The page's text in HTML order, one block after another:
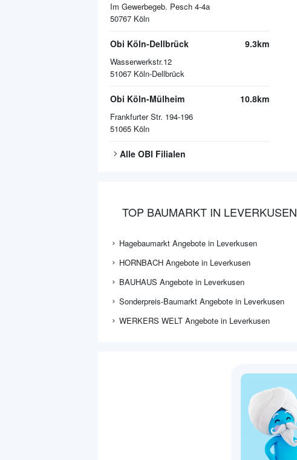
Im Gewerbegeb. Pesch 4-4a
50767 Köln
Obi Köln-Dellbrück
Wasserwerkstr.12
51067 Köln-Dellbrück
9.3km
Obi Köln-Mülheim
Frankfurter Str. 194-196
51065 Köln
10.8km
Alle OBI Filialen
TOP BAUMARKT IN LEVERKUSEN
Hagebaumarkt Angebote in Leverkusen
HORNBACH Angebote in Leverkusen
BAUHAUS Angebote in Leverkusen
Sonderpreis-Baumarkt Angebote in Leverkusen
WERKERS WELT Angebote in Leverkusen